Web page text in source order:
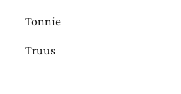
Tonnie
Truus